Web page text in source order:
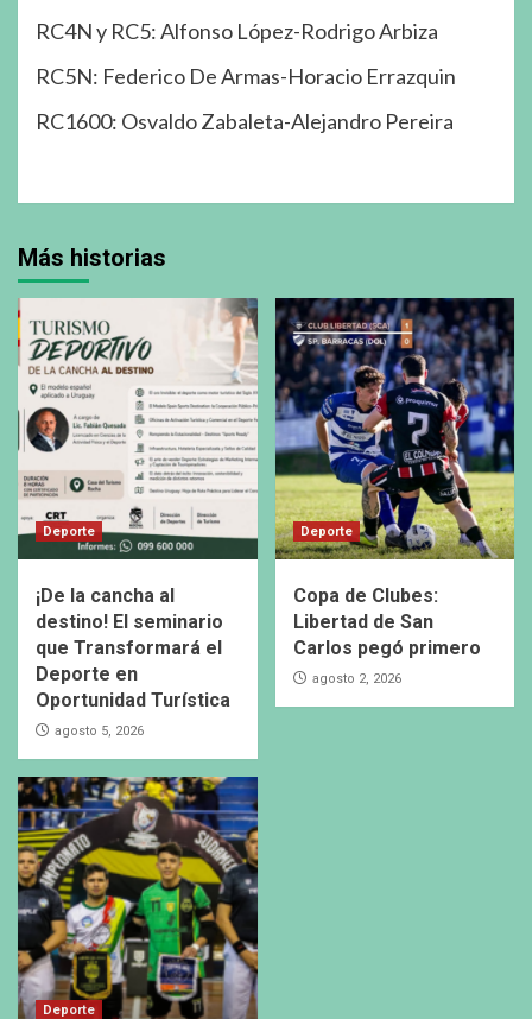
RC4N y RC5: Alfonso López-Rodrigo Arbiza
RC5N: Federico De Armas-Horacio Errazquin
RC1600: Osvaldo Zabaleta-Alejandro Pereira
Más historias
Deporte
¡De la cancha al
destino! El seminario
que Transformará el
Deporte en
Oportunidad Turística
agosto 5, 2026
Deporte
Copa de Clubes:
Libertad de San
Carlos pegó primero
agosto 2, 2026
Deporte